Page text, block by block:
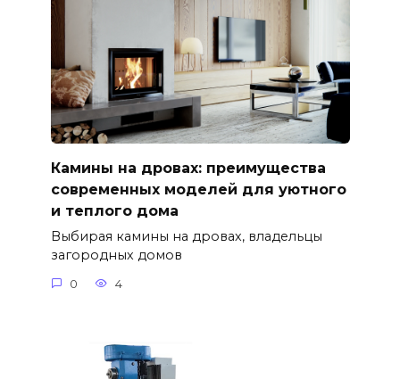
Камины на дровах: преимущества
современных моделей для уютного
и теплого дома
Выбирая камины на дровах, владельцы
загородных домов
0 4